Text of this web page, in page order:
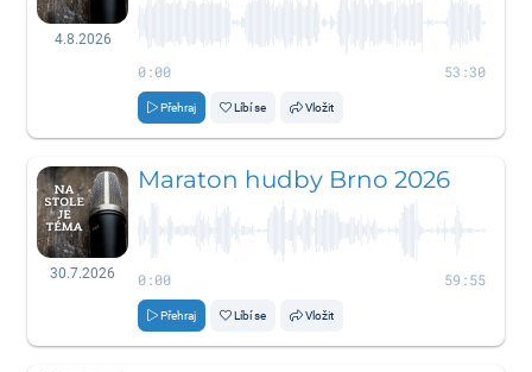
4.8.2026
0:00 53:30
Přehraj Líbí se Vložit
30.7.2026
Maraton hudby Brno 2026
0:00 59:55
Přehraj Líbí se Vložit